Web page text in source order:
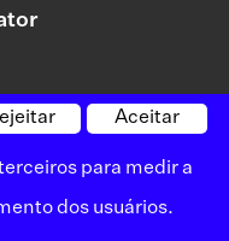
reservados
Aceitar
para medir a
dos usuários.